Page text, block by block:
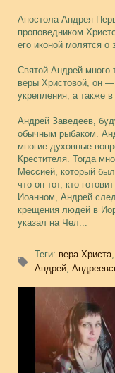
Апостола Андрея
проповедником
его иконой молятся о
Святой Андрей много
веры Христовой, он
укрепления, а также
Андрей Заведеев,
обычным рыбаком.
многие духовные
Крестителя. Тогда
Мессией, который
что он тот, кто
Иоанном, Андрей
крещения людей в
указал на Чел...
Теги: вера Христа,
Андрей,